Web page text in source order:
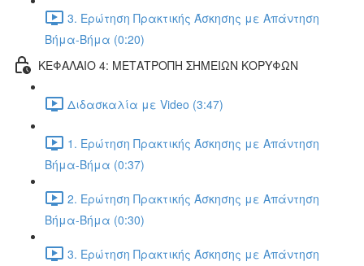
3. Ερώτηση Πρακτικής Άσκησης με Απάντηση
Βήμα-Βήμα (0:20)
ΚΕΦΑΛΑΙΟ 4: ΜΕΤΑΤΡΟΠΗ ΣΗΜΕΙΩΝ ΚΟΡΥΦΩΝ
Διδασκαλία με Video (3:47)
1. Ερώτηση Πρακτικής Άσκησης με Απάντηση
Βήμα-Βήμα (0:37)
2. Ερώτηση Πρακτικής Άσκησης με Απάντηση
Βήμα-Βήμα (0:30)
3. Ερώτηση Πρακτικής Άσκησης με Απάντηση